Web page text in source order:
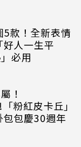
5款！全新表情
人一生平
必用
！
粉紅皮卡丘」
包包慶30週年